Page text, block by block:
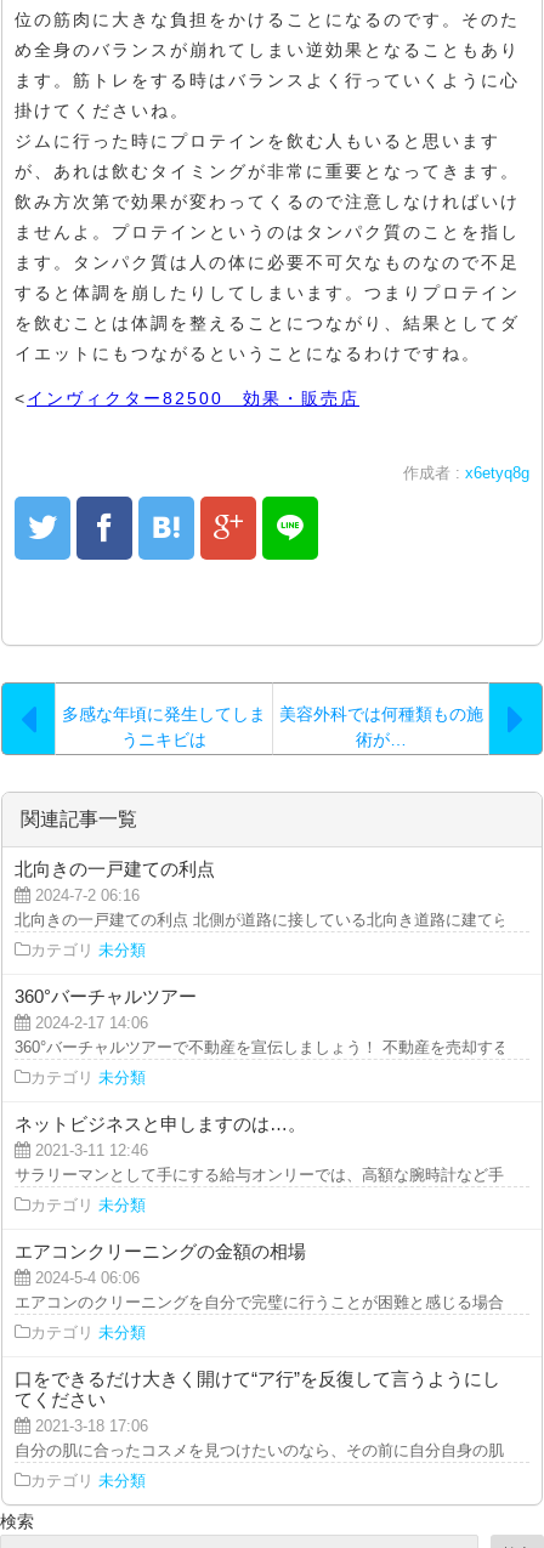
位の筋肉に大きな負担をかけることになるのです。そのた
め全身のバランスが崩れてしまい逆効果となることもあり
ます。筋トレをする時はバランスよく行っていくように心
掛けてくださいね。
ジムに行った時にプロテインを飲む人もいると思います
が、あれは飲むタイミングが非常に重要となってきます。
飲み方次第で効果が変わってくるので注意しなければいけ
ませんよ。プロテインというのはタンパク質のことを指し
ます。タンパク質は人の体に必要不可欠なものなので不足
すると体調を崩したりしてしまいます。つまりプロテイン
を飲むことは体調を整えることにつながり、結果としてダ
イエットにもつながるということになるわけですね。
<インヴィクター82500 効果・販売店
作成者 : x6etyq8g
多感な年頃に発生してしま
うニキビは
美容外科では何種類もの施
術が…
関連記事一覧
北向きの一戸建ての利点
2024-7-2 06:16
北向きの一戸建ての利点 北側が道路に接している北向き道路に建てられ
カテゴリ 未分類
360°バーチャルツアー
2024-2-17 14:06
360°バーチャルツアーで不動産を宣伝しましょう！ 不動産を売却する際
カテゴリ 未分類
ネットビジネスと申しますのは…。
2021-3-11 12:46
サラリーマンとして手にする給与オンリーでは、高額な腕時計など手に入
カテゴリ 未分類
エアコンクリーニングの金額の相場
2024-5-4 06:06
エアコンのクリーニングを自分で完璧に行うことが困難と感じる場合は、
カテゴリ 未分類
口をできるだけ大きく開けて“ア行”を反復して言うようにし
てください
2021-3-18 17:06
自分の肌に合ったコスメを見つけたいのなら、その前に自分自身の肌質を
カテゴリ 未分類
検索